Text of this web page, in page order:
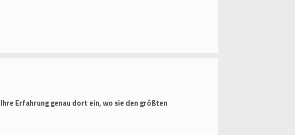
Erfahrung genau dort ein, wo sie den größten